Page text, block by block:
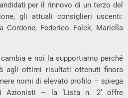
per il rinnovo di un terzo del
gli attuali consiglieri uscenti:
Cordone, Federico Falck, Mariella
e noi la supportiamo perché
agli ottimi risultati ottenuti finora
nomi di elevato profilo – spiega
Azionisti – la ‘Lista n. 2’ offre